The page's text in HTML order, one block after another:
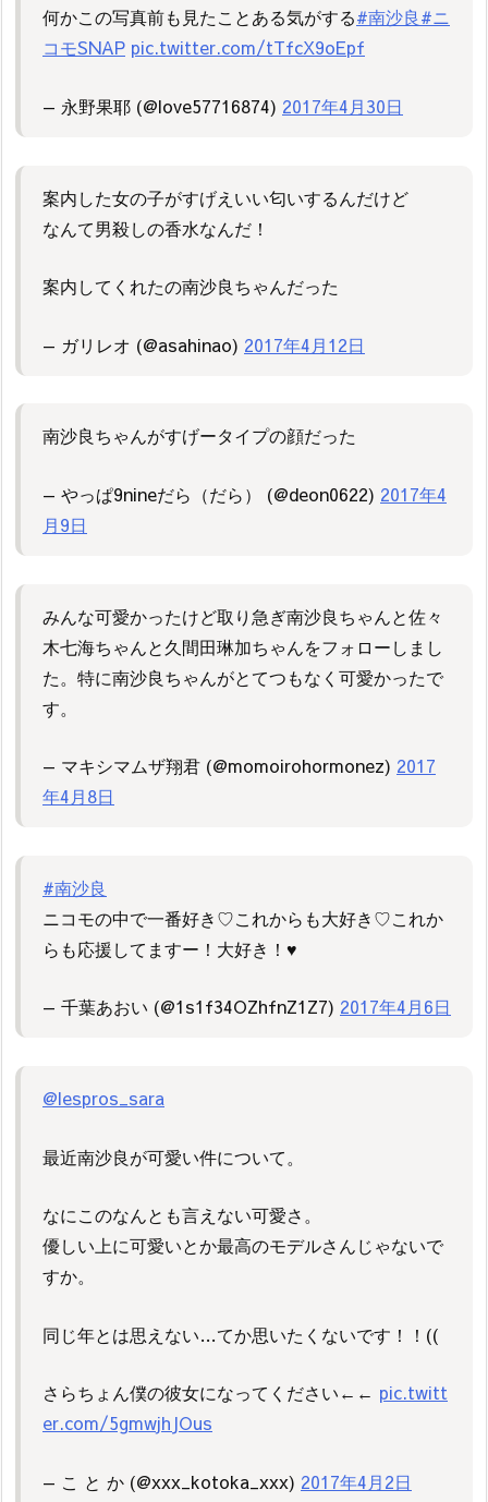
何かこの写真前も見たことある気がする#南沙良#ニ
コモSNAP pic.twitter.com/tTfcX9oEpf
— 永野果耶 (@love57716874) 2017年4月30日
案内した女の子がすげえいい匂いするんだけど
なんて男殺しの香水なんだ！
案内してくれたの南沙良ちゃんだった
— ガリレオ (@asahinao) 2017年4月12日
南沙良ちゃんがすげータイプの顔だった
— やっぱ9nineだら（だら） (@deon0622) 2017年4
月9日
みんな可愛かったけど取り急ぎ南沙良ちゃんと佐々
木七海ちゃんと久間田琳加ちゃんをフォローしまし
た。特に南沙良ちゃんがとてつもなく可愛かったで
す。
— マキシマムザ翔君 (@momoirohormonez) 2017
年4月8日
#南沙良
ニコモの中で一番好き♡これからも大好き♡これか
らも応援してますー！大好き！♥
— 千葉あおい (@1s1f34OZhfnZ1Z7) 2017年4月6日
@lespros_sara
最近南沙良が可愛い件について。
なにこのなんとも言えない可愛さ。
優しい上に可愛いとか最高のモデルさんじゃないで
すか。
同じ年とは思えない…てか思いたくないです！！((
さらちょん僕の彼女になってください←← pic.twitt
er.com/5gmwjhJOus
— こ と か (@xxx_kotoka_xxx) 2017年4月2日